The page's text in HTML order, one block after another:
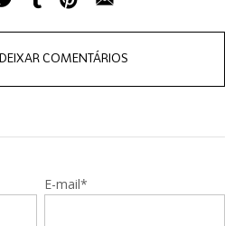
DEIXAR COMENTÁRIOS
E-mail*